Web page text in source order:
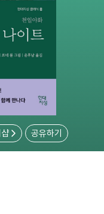
공유하기